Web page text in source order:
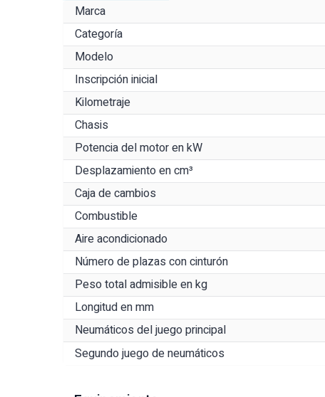
Marca
Categoría
Modelo
Inscripción inicial
Kilometraje
Chasis
Potencia del motor en kW
Desplazamiento en cm³
Caja de cambios
Combustible
Aire acondicionado
Número de plazas con cinturón
Peso total admisible en kg
Longitud en mm
Neumáticos del juego principal
Segundo juego de neumáticos